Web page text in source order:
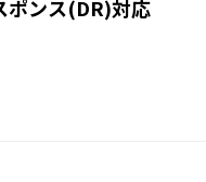
ポンス(DR)対応